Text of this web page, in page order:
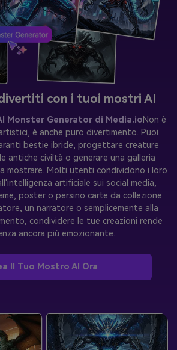
con i tuoi mostri AI
Monster Generator di Media.ioNon è
è anche puro divertimento. Puoi
bestie ibride, progettare creature
antiche civiltà o generare una galleria
mostrare. Molti utenti condividono i loro
artificiale sui social media,
poster o persino carte da collezione.
un narratore o semplicemente alla
condividere le tue creazioni rende
ancora più emozionante.
Il Tuo Mostro AI Ora